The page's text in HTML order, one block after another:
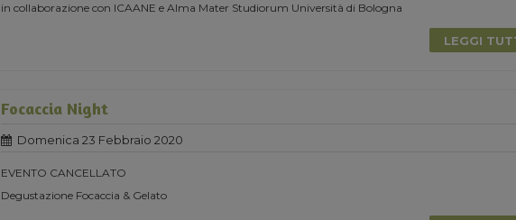
in collaborazione con ICAANE e Alma Mater Studiorum Università di Bologna
LEGGI
Focaccia Night
Domenica 23 Febbraio 2020
EVENTO CANCELLATO
Degustazione Focaccia & Gelato